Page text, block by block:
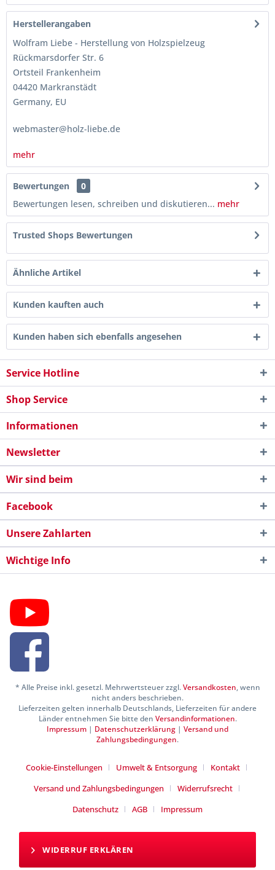
Herstellerangaben
Wolfram Liebe - Herstellung von Holzspielzeug
Rückmarsdorfer Str. 6
Ortsteil Frankenheim
04420 Markranstädt
Germany, EU
webmaster@holz-liebe.de
mehr
Bewertungen
0
Bewertungen lesen, schreiben und diskutieren... mehr
Trusted Shops Bewertungen
Ähnliche Artikel
Kunden kauften auch
Kunden haben sich ebenfalls angesehen
Service Hotline
Shop Service
Informationen
Newsletter
Wir sind beim
Facebook
Unsere Zahlarten
Wichtige Info
* Alle Preise inkl. gesetzl. Mehrwertsteuer zzgl.Versandkosten, wenn
nicht anders beschrieben.
Lieferzeiten gelten innerhalb Deutschlands, Lieferzeiten für andere
Länder entnehmen Sie bitte den Versandinformationen.
Impressum | Datenschutzerklärung | Versand und
Zahlungsbedingungen.
Cookie-Einstellungen Umwelt & Entsorgung
Kontakt
Versand und Zahlungsbedingungen
Widerrufsrecht
Datenschutz
AGB Impressum
WIDERRUF ERKLÄREN